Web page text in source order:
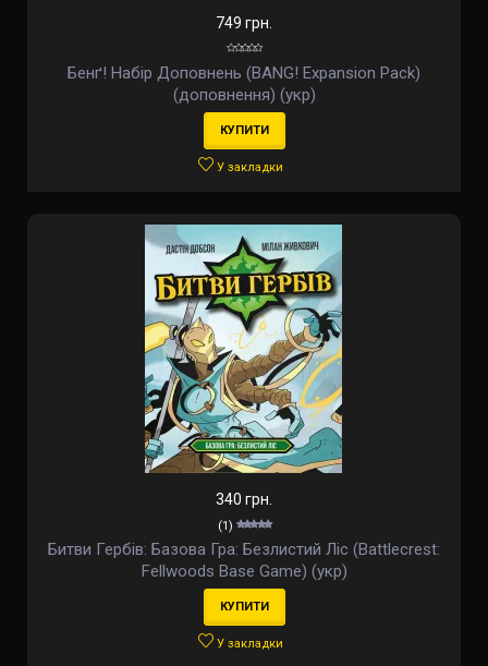
749 грн.
Бенґ! Набір Доповнень (BANG! Expansion Pack)
(доповнення) (укр)
КУПИТИ
У закладки
340 грн.
(1)
Битви Гербів: Базова Гра: Безлистий Ліс (Battlecrest:
Fellwoods Base Game) (укр)
КУПИТИ
У закладки